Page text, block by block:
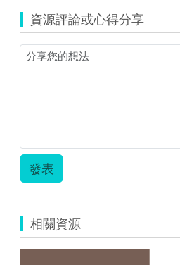
資源評論或心得分享
發表
相關資源